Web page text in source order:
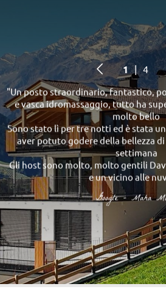
1 | 4
"Un posto straordinario, fantastico,
e vasca idromassaggio, tutto ha
molto bello
Sono stato lì per tre notti ed è stata
aver potuto godere della bellezza
settimana
Gli host sono molto, molto gentili
e un vicino alle
Google - Maha